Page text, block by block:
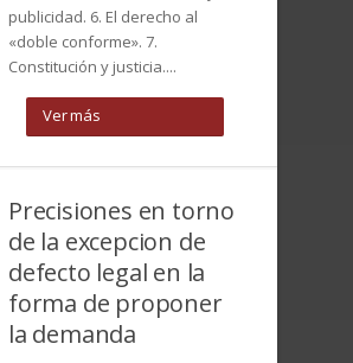
publicidad. 6. El derecho al
«doble conforme». 7.
Constitución y justicia....
Ver más
Precisiones en torno
de la excepcion de
defecto legal en la
forma de proponer
la demanda